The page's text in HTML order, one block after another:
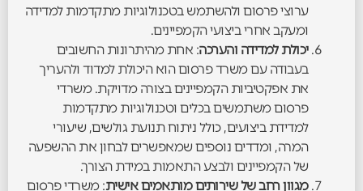
ערוצי פרסום ולהשתמש בטכנולוגיות מתקדמות למדידה
ומעקב אחרי ביצועי הקמפיינים.
יכולת למדידה והערכה: אחת מהיתרונות החשובים
בעבודה עם משרד פרסום הוא היכולת למדוד ולהעריך
את אפקטיביות הקמפיינים בצורה מדויקת. משרדי
פרסום משתמשים בכלים וטכנולוגיות מתקדמות
למדידת ביצועים, כולל ניתוח תנועת גולשים, שיעורי
המרה, ומדדים נוספים שמאפשרים לבחון את ההשפעה
של הקמפיינים ולבצע התאמות במידת הצורך.
מגוון רחב של שירותים מותאמים אישית: משרדי פרסום